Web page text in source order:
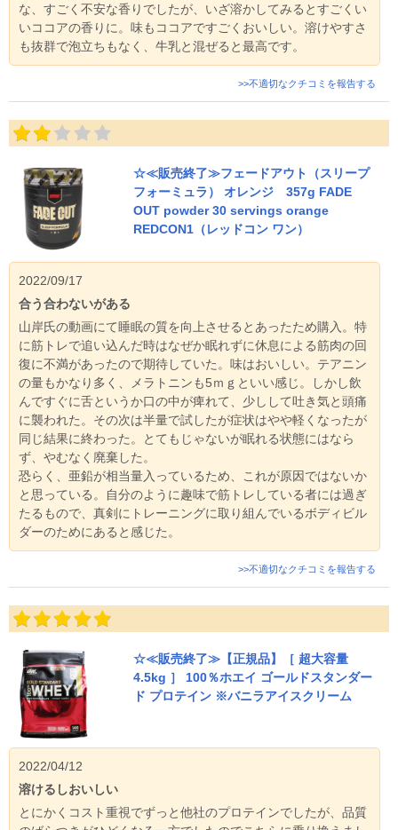
な、すごく不安な香りでしたが、いざ溶かしてみるとすごくい
いココアの香りに。味もココアですごくおいしい。溶けやすさ
も抜群で泡立ちもなく、牛乳と混ぜると最高です。
>>不適切なクチコミを報告する
☆≪販売終了≫フェードアウト（スリープ
フォーミュラ） オレンジ 357g FADE
OUT powder 30 servings orange
REDCON1（レッドコン ワン）
2022/09/17
合う合わないがある
山岸氏の動画にて睡眠の質を向上させるとあったため購入。特
に筋トレで追い込んだ時はなぜか眠れずに休息による筋肉の回
復に不満があったので期待していた。味はおいしい。テアニン
の量もかなり多く、メラトニンも5ｍｇといい感じ。しかし飲
んですぐに舌というか口の中が痺れて、少しして吐き気と頭痛
に襲われた。その次は半量で試したが症状はやや軽くなったが
同じ結果に終わった。とてもじゃないが眠れる状態にはなら
ず、やむなく廃棄した。
恐らく、亜鉛が相当量入っているため、これが原因ではないか
と思っている。自分のように趣味で筋トレしている者には過ぎ
たるもので、真剣にトレーニングに取り組んでいるボディビル
ダーのためにあると感じた。
>>不適切なクチコミを報告する
☆≪販売終了≫【正規品】［ 超大容量
4.5kg ］ 100％ホエイ ゴールドスタンダー
ド プロテイン ※バニラアイスクリーム
2022/04/12
溶けるしおいしい
とにかくコスト重視でずっと他社のプロテインでしたが、品質